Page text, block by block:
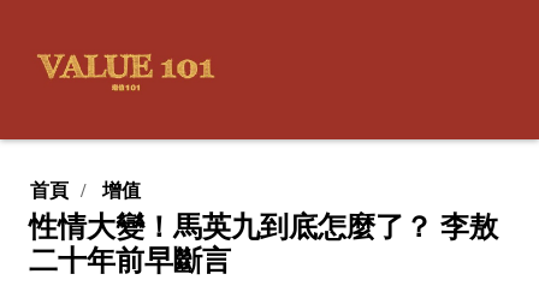
首頁 增值
性情大變！馬英九到底怎麼了？ 李敖
二十年前早斷言